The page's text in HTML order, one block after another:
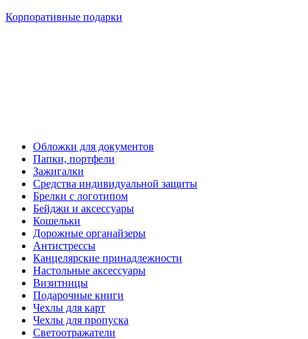
Корпоративные подарки
Обложки для документов
Папки, портфели
Зажигалки
Средства индивидуальной защиты
Брелки с логотипом
Бейджи и аксессуары
Кошельки
Дорожные органайзеры
Антистрессы
Канцелярские принадлежности
Настольные аксессуары
Визитницы
Подарочные книги
Чехлы для карт
Чехлы для пропуска
Светоотражатели